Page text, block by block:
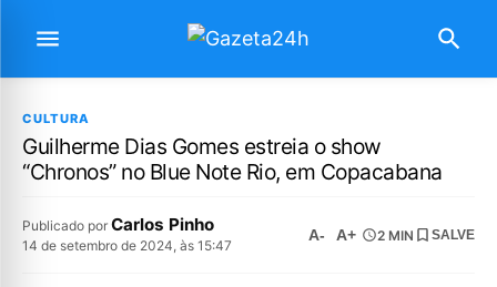
CULTURA
Guilherme Dias Gomes estreia o show
“Chronos” no Blue Note Rio, em Copacabana
Publicado por Carlos Pinho
14 de setembro de 2024, às 15:47
A- A+ 2 MIN SALVE